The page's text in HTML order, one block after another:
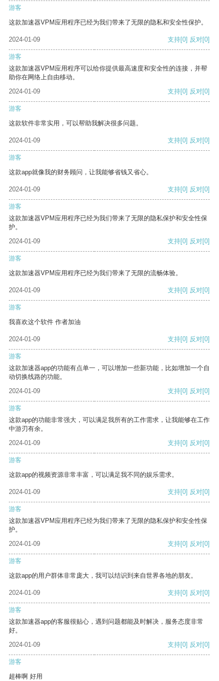
游客
这款加速器VPM应用程序已经为我们带来了无限的隐私和安全性保护。
2024-01-09 支持[0] 反对[0]
游客
这款加速器VPM应用程序可以给你提供最高速度和安全性的连接，并帮
助你在网络上自由移动。
2024-01-09
支持[0] 反对[0]
游客
这款软件非常实用，可以帮助我解决很多问题。
2024-01-09 支持[0] 反对[0]
游客
这款app就像我的财务顾问，让我能够省钱又省心。
2024-01-09 支持[0] 反对[0]
游客
这款加速器VPM应用程序已经为我们带来了无限的隐私保护和安全性保
护。
2024-01-09
支持[0] 反对[0]
游客
这款加速器VPM应用程序已经为我们带来了无限的流畅体验。
2024-01-09 支持[0] 反对[0]
游客
我喜欢这个软件 作者加油
2024-01-09 支持[0] 反对[0]
游客
这款加速器app的功能有点单一，可以增加一些新功能，比如增加一个自
动切换线路的功能。
2024-01-09
支持[0] 反对[0]
游客
这款app的功能非常强大，可以满足我所有的工作需求，让我能够在工作
中游刃有余。
2024-01-09
支持[0] 反对[0]
游客
这款app的视频资源非常丰富，可以满足我不同的娱乐需求。
2024-01-09 支持[0] 反对[0]
游客
这款加速器VPM应用程序已经为我们带来了无限的隐私保护和安全性保
护。
2024-01-09
支持[0] 反对[0]
游客
这款app的用户群体非常庞大，我可以结识到来自世界各地的朋友。
2024-01-09 支持[0] 反对[0]
游客
这款加速器app的客服很贴心，遇到问题都能及时解决，服务态度非常
好。
2024-01-09
支持[0] 反对[0]
游客
超棒啊 好用